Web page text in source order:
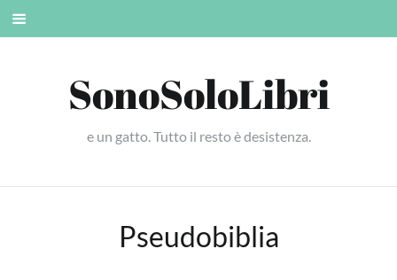
Skip
SonoSoloLibri
e un gatto. Tutto il resto è desistenza.
Pseudobiblia